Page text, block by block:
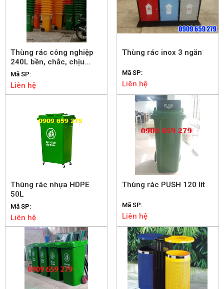
Thùng rác công nghiệp
240L bền, chắc, chịu
nhiệt
Mã SP:
Liên hệ
Thùng rác inox 3 ngăn
Mã SP:
Liên hệ
Thùng rác nhựa HDPE
50L
Mã SP:
Liên hệ
Thùng rác PUSH 120 lít
Mã SP:
Liên hệ